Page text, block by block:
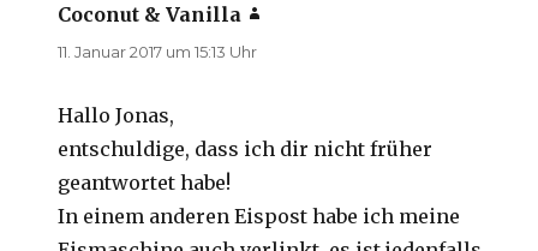
Coconut & Vanilla
11. Januar 2017 um 15:13 Uhr
Hallo Jonas,
entschuldige, dass ich dir nicht früher
geantwortet habe!
In einem anderen Eispost habe ich meine